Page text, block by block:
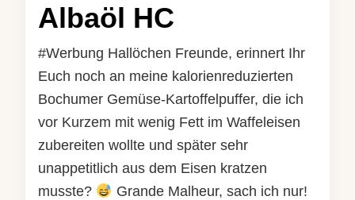
Albaöl HC
#Werbung Hallöchen Freunde, erinnert Ihr
Euch noch an meine kalorienreduzierten
Bochumer Gemüse-Kartoffelpuffer, die ich
vor Kurzem mit wenig Fett im Waffeleisen
zubereiten wollte und später sehr
unappetitlich aus dem Eisen kratzen
musste?
Grande Malheur, sach ich nur!